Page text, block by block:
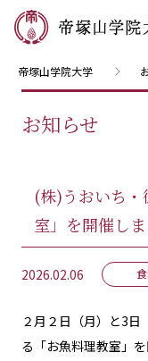
帝塚山学院大学
お知らせ
(株)うおいち
室」を開催し
2026.02.06
２月２日（月）と3日
る「お魚料理教室」を